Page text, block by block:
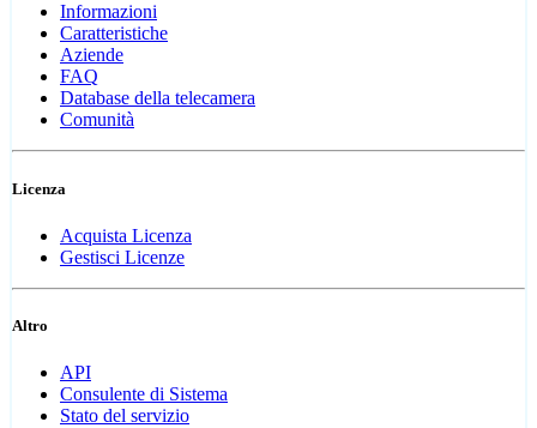
Informazioni
Caratteristiche
Aziende
FAQ
Database della telecamera
Comunità
Licenza
Acquista Licenza
Gestisci Licenze
Altro
API
Consulente di Sistema
Stato del servizio